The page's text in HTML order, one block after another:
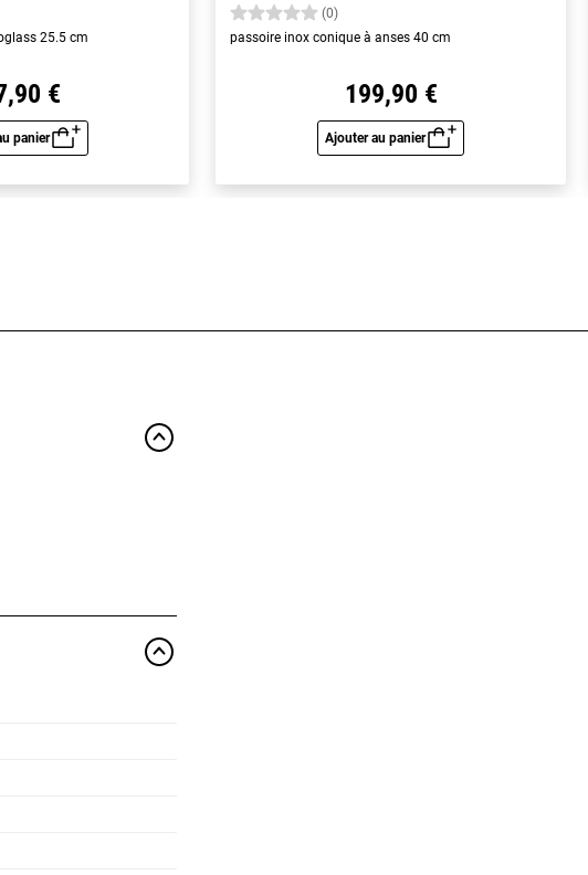
25.5 cm
€
panier
Aperçu rapide
(0)
passoire inox conique à anses 40 cm
199,90 €
Ajouter au panier
Aperçu rapide